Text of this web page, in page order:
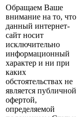
Обращаем Ваше
внимание на то, что
данный интернет-
сайт носит
исключительно
информационный
характер и ни при
каких
обстоятельствах не
является публичной
офертой,
определяемой